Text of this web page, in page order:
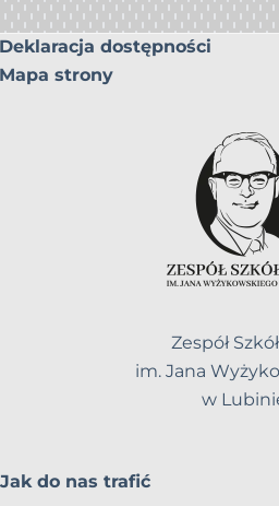
Deklaracja dostępności
Mapa strony
Zespół
im. Jana
w
Jak do nas trafić